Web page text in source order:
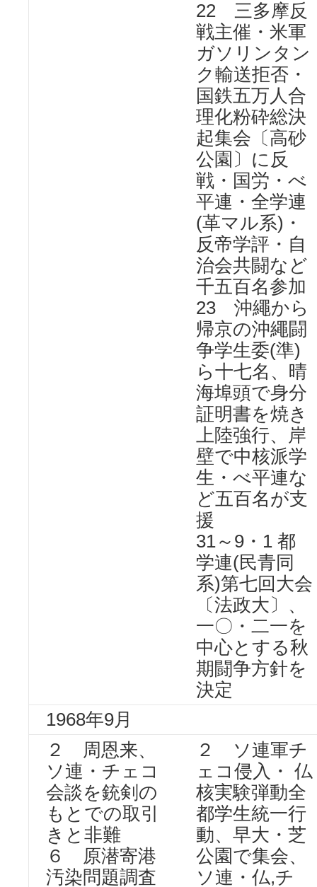
22 三多摩反
戦主催・米軍
ガソリンタン
ク輸送拒否・
国鉄五万人合
理化粉砕総決
起集会〔高砂
公園〕に反
戦・国労・べ
平連・全学連
(革マル系)・
反帝学評・自
治会共闘など
千五百名参加
23 沖繩から
帰京の沖繩闘
争学生委(準)
ら十七名、晴
海埠頭で身分
証明書を焼き
上陸強行、岸
壁で中核派学
生・べ平連な
ど五百名が支
援
31～9・1 都
学連(民青同
系)第七回大会
〔法政大〕、
一〇・二一を
中心とする秋
期闘争方針を
決定
1968年9月
２ 周恩来、
ソ連・チェコ
会談を銃剣の
もとでの取引
きと非難
６ 原潜寄港
汚染問題調査
２ ソ連軍チ
ェコ侵入・ 仏
核実験弾動全
都学生統一行
動、早大・芝
公園で集会、
ソ連・仏,チ